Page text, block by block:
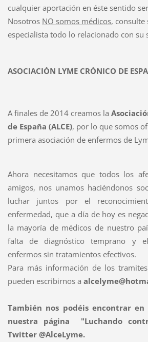
cualquier aportación en éste sentido
Nosotros NO somos médicos, consulte
especialista todo lo relacionado con su
ASOCIACIÓN LYME CRÓNICO DE
A finales de 2014 creamos la
de España (ALCE), por lo que somos
primera asociación de enfermos de
Ahora necesitamos que todos los
amigos, nos unamos haciéndonos
luchar juntos por el
enfermedad, que a día de hoy es
la mayoría de médicos de nuestro
falta de diagnóstico temprano y
enfermos sin tratamientos efectivos.
Para más información de los
pueden escribirnos a
También nos podéis encontrar
nuestra página "Luchando
Twitter @AlceLyme.